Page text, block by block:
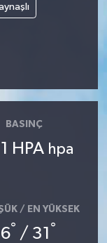
BASINÇ
HPA hpa
/ EN YÜKSEK
° / 31 °